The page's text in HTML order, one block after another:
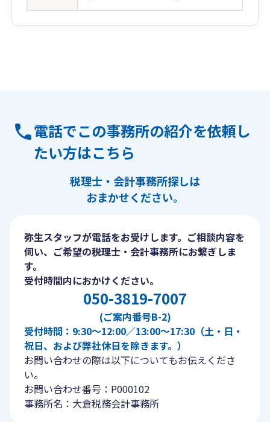
電話でこの事務所の紹介を依頼し
たい方はこちら
税理士・会計事務所探しは
おまかせください。
弥生スタッフが電話をお受けします。ご相談内容を
伺い、ご希望の税理士・会計事務所にお繋ぎしま
す。
受付時間内におかけください。
050-3819-7007
(ご案内番号B-2)
受付時間：9:30〜12:00／13:00〜17:30（土・日・
祝日、および弊社休日を除きます。）
お問い合わせの際は以下についてもお伝えくださ
い。
お問い合わせ番号：P000102
事務所名：大倉税務会計事務所